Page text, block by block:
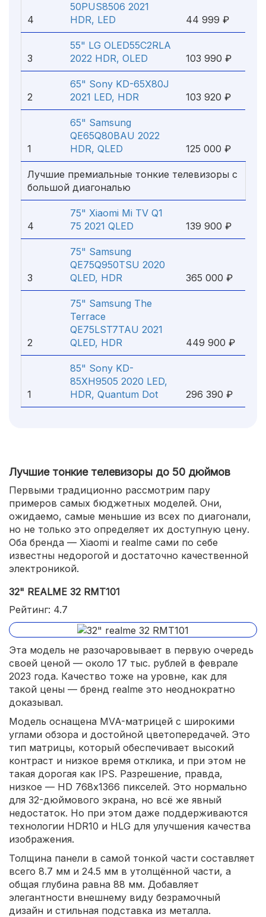
4
50PUS8506 2021
HDR, LED
44 999 ₽
3
55" LG OLED55C2RLA
2022 HDR, OLED
103 990 ₽
2
65" Sony KD-65X80J
2021 LED, HDR
103 920 ₽
1
65" Samsung
QE65Q80BAU 2022
HDR, QLED
125 000 ₽
Лучшие премиальные тонкие телевизоры с
большой диагональю
4
75" Xiaomi Mi TV Q1
75 2021 QLED
139 900 ₽
3
75" Samsung
QE75Q950TSU 2020
QLED, HDR
365 000 ₽
2
75" Samsung The
Terrace
QE75LST7TAU 2021
QLED, HDR
449 900 ₽
1
85" Sony KD-
85XH9505 2020 LED,
HDR, Quantum Dot
296 390 ₽
Лучшие тонкие телевизоры до 50 дюймов
Первыми традиционно рассмотрим пару
примеров самых бюджетных моделей. Они,
ожидаемо, самые меньшие из всех по диагонали,
но не только это определяет их доступную цену.
Оба бренда — Xiaomi и realme сами по себе
известны недорогой и достаточно качественной
электроникой.
32" REALME 32 RMT101
Рейтинг: 4.7
Эта модель не разочаровывает в первую очередь
своей ценой — около 17 тыс. рублей в феврале
2023 года. Качество тоже на уровне, как для
такой цены — бренд realme это неоднократно
доказывал.
Модель оснащена MVA-матрицей с широкими
углами обзора и достойной цветопередачей. Это
тип матрицы, который обеспечивает высокий
контраст и низкое время отклика, и при этом не
такая дорогая как IPS. Разрешение, правда,
низкое — HD 768х1366 пикселей. Это нормально
для 32-дюймового экрана, но всё же явный
недостаток. Но при этом даже поддерживаются
технологии HDR10 и HLG для улучшения качества
изображения.
Толщина панели в самой тонкой части составляет
всего 8.7 мм и 24.5 мм в утолщённой части, а
общая глубина равна 88 мм. Добавляет
элегантности внешнему виду безрамочный
дизайн и стильная подставка из металла.